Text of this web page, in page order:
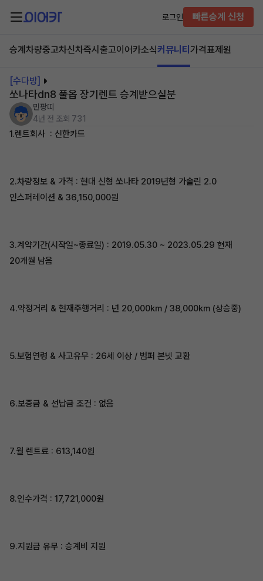
로그인 빠른승계 신청
승계차량중고차신차즉시출고이어카소식커뮤니티 가격표제원
[수다방]
쏘나타dn8 풀옵 장기렌트 승계받으실분
민팡띠
4년 전 조회 731
1.렌트회사 : 신한카드
2.차량정보 & 가격 : 현대 신형 쏘나타 2019년형 가솔린 2.0
인스퍼레이션 & 36,150,000원
3.계약기간(시작일~종료일) : 2019.05.30 ~ 2023.05.29 현재
20개월 남음
4.약정거리 & 현재주행거리 : 년 20,000km / 38,000km (상승중)
5.보험연령 & 사고유무 : 26세 이상 / 범퍼 본넷 교환
6.보증금 & 선납금 조건 : 없음
7.월 렌트료 : 613,140원
8.인수가격 : 17,721,000원
9.지원금 유무 : 승계비 지원